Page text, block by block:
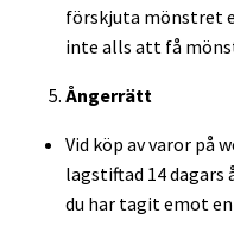
förskjuta mönstret
inte alls att få
Ångerrätt
Vid köp av varor på
lagstiftad 14
du har tagit emot